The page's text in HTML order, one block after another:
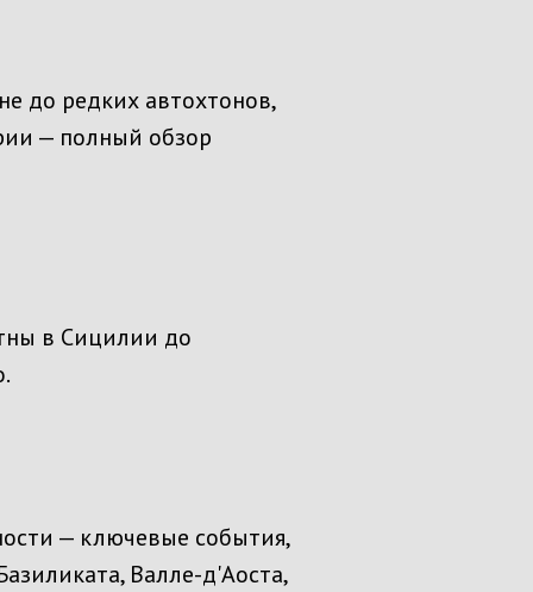
до редких автохтонов,
— полный обзор
в Сицилии до
— ключевые события,
Валле-д'Аоста,